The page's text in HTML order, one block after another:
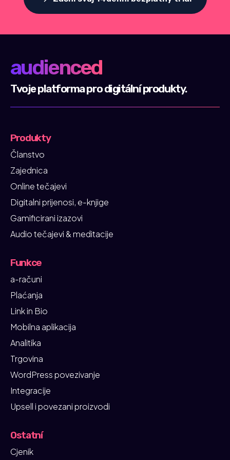
audienced
Tvoje platforma pro digitální produkty.
Produkty
Članstvo
Zajednica
Online tečajevi
Digitalni prijenosi, e-knjige
Gamificirani izazovi
Audio tečajevi & meditacije
Funkce
a-računi
Plaćanja
Link in Bio
Mobilna aplikacija
Analitika
Trgovina
WordPress povezivanje
Integracije
Upsell i povezani proizvodi
Ostatní
Cjenik